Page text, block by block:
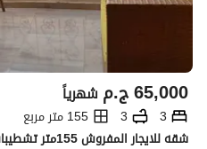
ج.م65,000 شهرياً
3
3
155 متر مربع